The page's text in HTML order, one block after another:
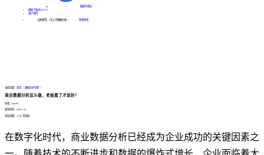
数据可视化
模板下载中心HOT
客户案例
立即使用，1天上手数据分析---> 免费使用
当前位置： 首页 > 数据分析专题 >
商业数据分析这么做，老板看了才说好！
作者：FineBI
发布时间：2024.1.23
浏览次数：2,796 次浏览
在数字化时代，商业数据分析已经成为企业成功的关键因素之